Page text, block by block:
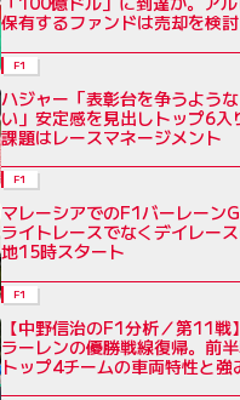
保有するファンドは売却を検討
F1
ハジャー「表彰台を争うよう
い」安定感を見出しトップ6入
課題はレースマネージメント
F1
マレーシアでのF1バーレーン
ライトレースでなくデイレー
地15時スタート
F1
【中野信治のF1分析／第11戦
ラーレンの優勝戦線復帰。前
トップ4チームの車両特性と強